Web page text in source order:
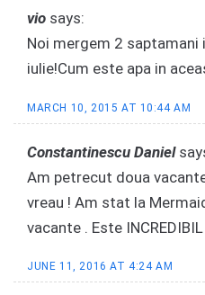
vio says:
Noi mergem 2 saptamani
iulie!Cum este apa in
MARCH 10, 2015 AT 10:44 AM
Constantinescu Daniel
Am petrecut doua
vreau ! Am stat la
vacante . Este
JUNE 11, 2016 AT 4:24 AM